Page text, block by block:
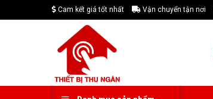
to
Cam kết giá tốt nhất Vận chuyển tận nơi